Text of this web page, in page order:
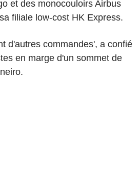
et des monocouloirs Airbus
filiale low-cost HK Express.
d'autres commandes', a confié
en marge d'un sommet de